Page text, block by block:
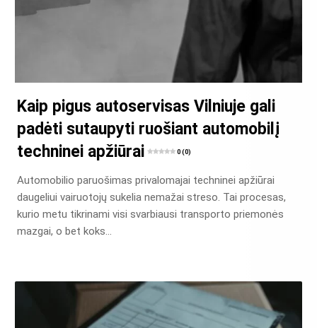
Kaip pigus autoservisas Vilniuje gali
padėti sutaupyti ruošiant automobilį
techninei apžiūrai
0 (0)
Automobilio paruošimas privalomajai techninei apžiūrai
daugeliui vairuotojų sukelia nemažai streso. Tai procesas,
kurio metu tikrinami visi svarbiausi transporto priemonės
mazgai, o bet koks…